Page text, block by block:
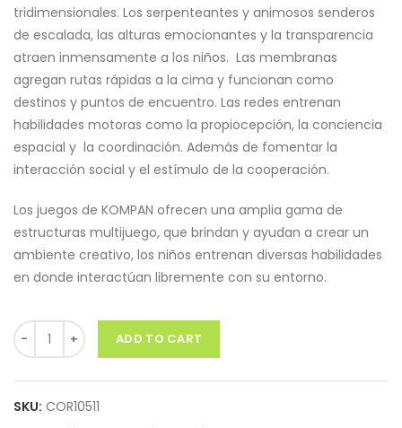
tridimensionales. Los serpenteantes y animosos senderos
de escalada, las alturas emocionantes y la transparencia
atraen inmensamente a los niños. Las membranas
agregan rutas rápidas a la cima y funcionan como
destinos y puntos de encuentro. Las redes entrenan
habilidades motoras como la propiocepción, la conciencia
espacial y la coordinación. Además de fomentar la
interacción social y el estímulo de la cooperación.
Los juegos de KOMPAN ofrecen una amplia gama de
estructuras multijuego, que brindan y ayudan a crear un
ambiente creativo, los niños entrenan diversas habilidades
en donde interactúan libremente con su entorno.
Quantity
ADD TO CART
SKU: COR10511